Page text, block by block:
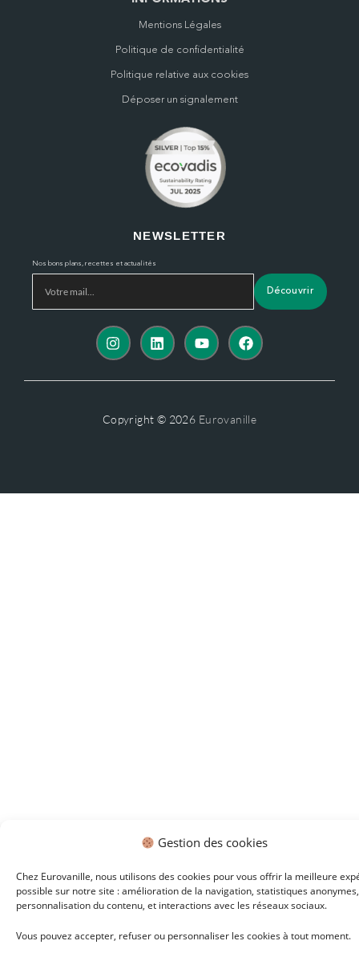
Gestion des cookies
Chez Eurovanille, nous utilisons des cookies pour vous offrir la meilleure
possible sur notre site : amélioration de la navigation, statistiques anonymes,
personnalisation du contenu, et interactions avec les réseaux sociaux.
Vous pouvez accepter, refuser ou personnaliser les cookies à tout moment.
Mentions Légales
Politique de confidentialité
Politique relative aux cookies
Déposer un signalement
NEWSLETTER
Nos bons plans, recettes et actualités
Découvrir
Copyright © 2026 Eurovanille